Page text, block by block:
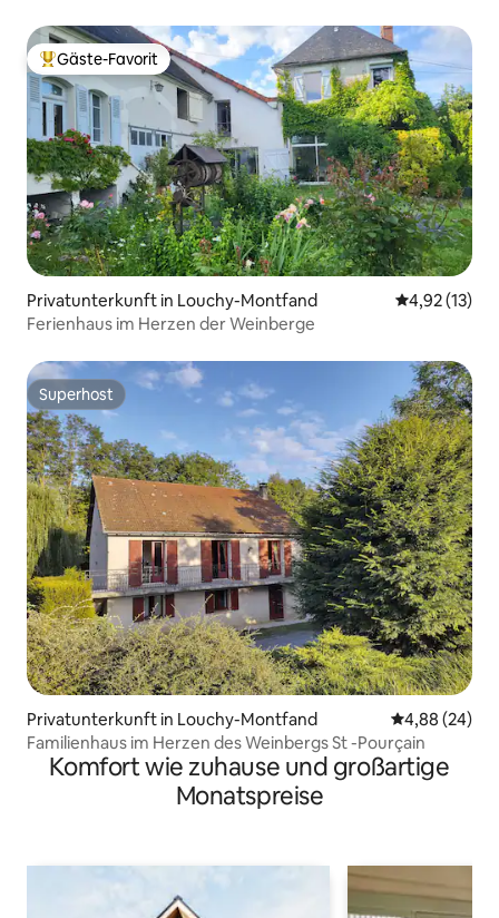
Beliebter Gäste-Favorit.
Gäste-Favorit
Privatunterkunft in Louchy-Montfand
4,92 (13)
Ferienhaus im Herzen der Weinberge
Superhost
Superhost
Privatunterkunft in Louchy-Montfand
4,88 (24)
Familienhaus im Herzen des Weinbergs St -Pourçain
Komfort wie zuhause und großartige
Monatspreise